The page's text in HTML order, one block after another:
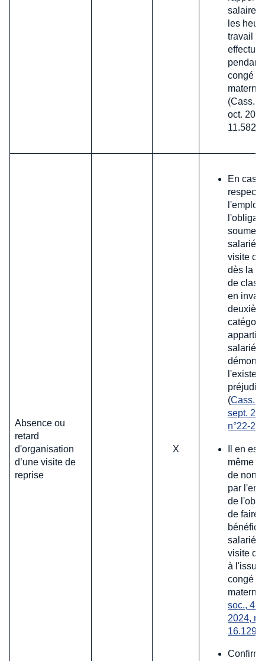
salaires
les
travail
pendant
congé
(Cass.
oct.
11.582)
Absence ou
retard
d'organisation
d’une visite de
reprise
X
En cas
respect
salarié
visite de
dès la
de
en
salarié
(Cass.
sept.
n°22-
Il en est
même
de non-
par
de
de faire
salariée
visite de
à l'issue
congé
soc., 4
2024,
16.129)